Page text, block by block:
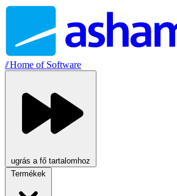
//Home of Software
ugrás a fő tartalomhoz
Termékek